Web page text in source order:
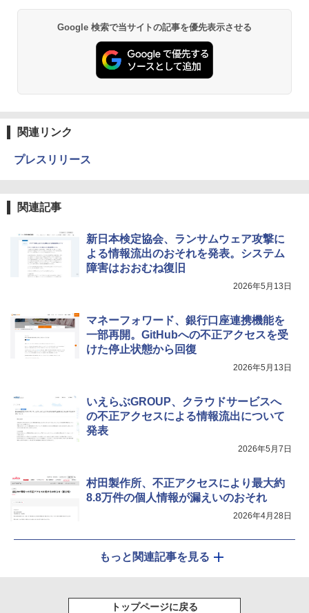
Google 検索で当サイトの記事を優先表示させる
関連リンク
プレスリリース
関連記事
新日本検定協会、ランサムウェア攻撃に
よる情報流出のおそれを発表。システム
障害はおおむね復旧
2026年5月13日
マネーフォワード、銀行口座連携機能を
一部再開。GitHubへの不正アクセスを受
けた停止状態から回復
2026年5月13日
いえらぶGROUP、クラウドサービスへ
の不正アクセスによる情報流出について
発表
2026年5月7日
村田製作所、不正アクセスにより最大約
8.8万件の個人情報が漏えいのおそれ
2026年4月28日
もっと関連記事を見る
トップページに戻る